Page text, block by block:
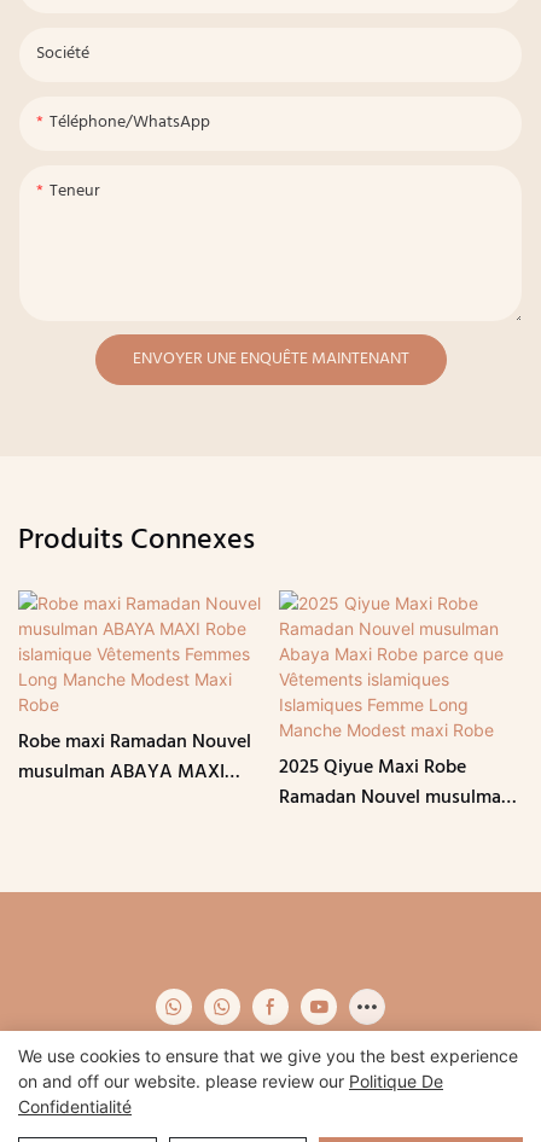
Société
Téléphone/WhatsApp
Teneur
ENVOYER UNE ENQUÊTE MAINTENANT
Produits Connexes
Robe maxi Ramadan Nouvel
musulman ABAYA MAXI
2025 Qiyue Maxi Robe
Ramadan Nouvel musulman
Islamiques Femme Long
Copyright © 2026 Qidian-
We use cookies to ensure that we give you the best experience
on and off our website. please review our Politique De
Confidentialité